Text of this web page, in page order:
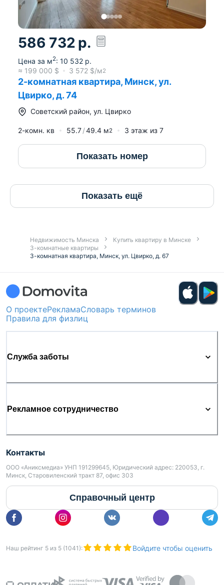
586 732 р.
Цена за м2: 10 532 р.
≈ 199 000 $ 3 572 $/м2
2-комнатная квартира, Минск, ул.
Цвирко, д. 74
Советский район, ул. Цвирко
2-комн. кв 55.7 49.4 м2 3 этаж из 7
Показать номер
Показать ещё
Недвижимость Минска
Купить квартиру в Минске
3-комнатные квартиры
3-комнатная квартира, Минск, ул. Цвирко, д. 67
О проектеРекламаСловарь терминов
Правила для физлиц
Служба заботы
Рекламное сотрудничество
Контакты
ООО «Аниксмедиа» УНП 191299645, Юридический адрес: 220053, г.
Минск, Старовиленский тракт 87, офис 303
Справочный центр
Наш рейтинг 5 из 5 (1041 ): Войдите чтобы оценить